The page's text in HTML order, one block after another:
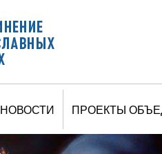
НОВОСТИ ПРОЕКТЫ